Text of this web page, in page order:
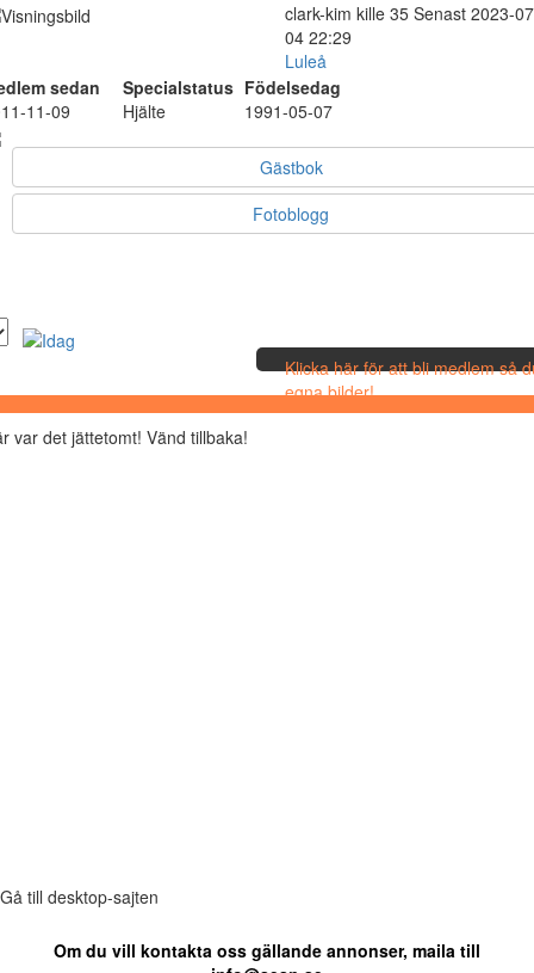
clark-kim kille 35 Senast 2023-
04 22:29
Luleå
sedan
Specialstatus Födelsedag
11-09
Hjälte 1991-05-07
Gästbok
Fotoblogg
Klicka här för att bli medlem så
egna bilder!
var det jättetomt! Vänd tillbaka!
Gå till desktop-sajten
Om du vill kontakta oss gällande annonser, maila till